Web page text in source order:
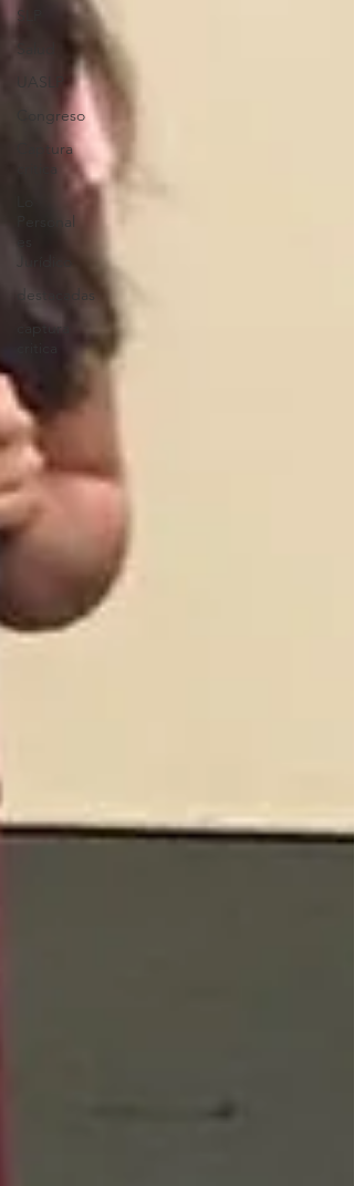
SLP
UASLP
Congreso
Captura
critica
Personal
destacadas
captura